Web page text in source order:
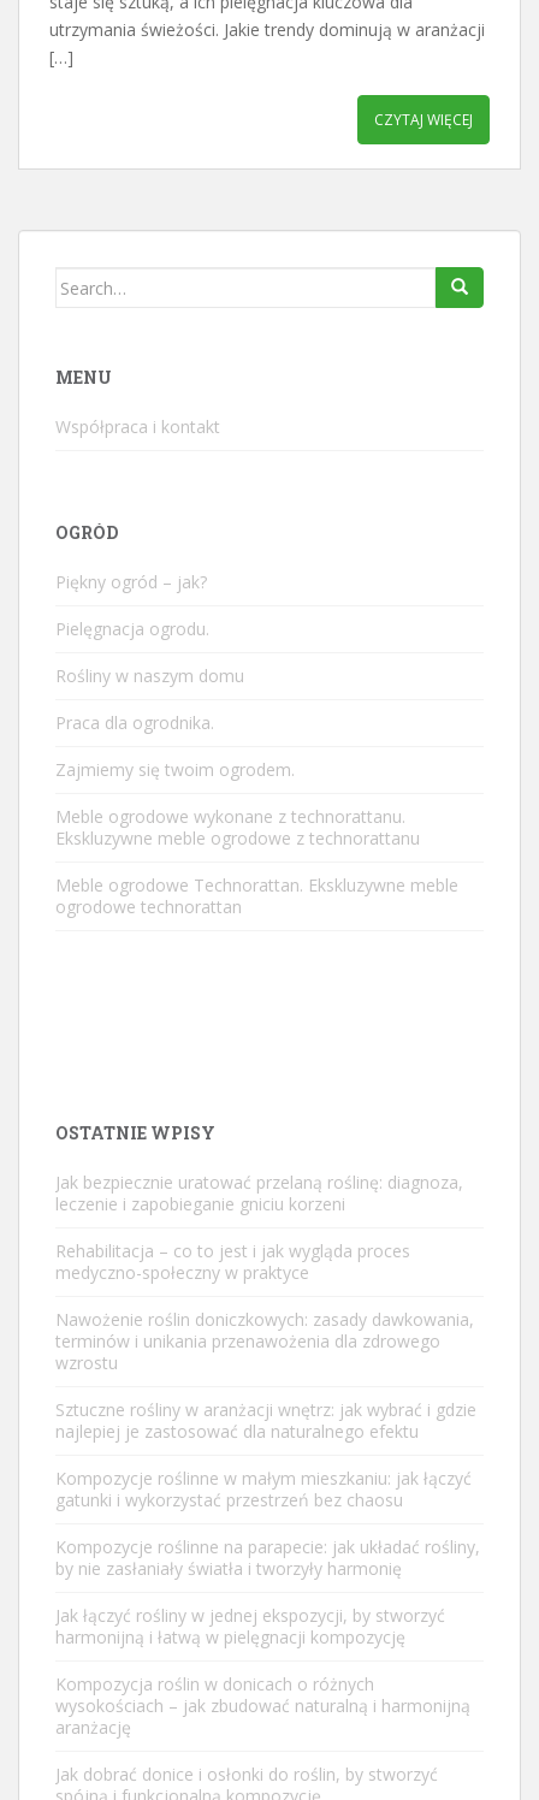
utrzymania świeżości. Jakie trendy dominują w aranżacji
[…]
CZYTAJ WIĘCEJ
Search
MENU
Współpraca i kontakt
OGRÓD
Piękny ogród – jak?
Pielęgnacja ogrodu.
Rośliny w naszym domu
Praca dla ogrodnika.
Zajmiemy się twoim ogrodem.
Meble ogrodowe wykonane z technorattanu.
Ekskluzywne meble ogrodowe z technorattanu
Meble ogrodowe Technorattan. Ekskluzywne meble
ogrodowe technorattan
OSTATNIE WPISY
Jak bezpiecznie uratować przelaną roślinę: diagnoza,
leczenie i zapobieganie gniciu korzeni
Rehabilitacja – co to jest i jak wygląda proces
medyczno-społeczny w praktyce
Nawożenie roślin doniczkowych: zasady dawkowania,
terminów i unikania przenawożenia dla zdrowego
wzrostu
Sztuczne rośliny w aranżacji wnętrz: jak wybrać i gdzie
najlepiej je zastosować dla naturalnego efektu
Kompozycje roślinne w małym mieszkaniu: jak łączyć
gatunki i wykorzystać przestrzeń bez chaosu
Kompozycje roślinne na parapecie: jak układać rośliny,
by nie zasłaniały światła i tworzyły harmonię
Jak łączyć rośliny w jednej ekspozycji, by stworzyć
harmonijną i łatwą w pielęgnacji kompozycję
Kompozycja roślin w donicach o różnych
wysokościach – jak zbudować naturalną i harmonijną
aranżację
Jak dobrać donice i osłonki do roślin, by stworzyć